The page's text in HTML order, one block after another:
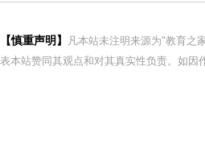
【慎重声明】
凡本站未注明来源为"教育之
表本站赞同其观点和对其真实性负责。如